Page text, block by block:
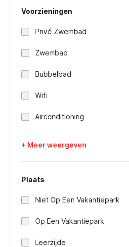
Voorzieningen
Privé Zwembad
Zwembad
Bubbelbad
Wifi
Airconditioning
+ Meer weergeven
Plaats
Niet Op Een Vakantiepark
Op Een Vakantiepark
Leerzijde